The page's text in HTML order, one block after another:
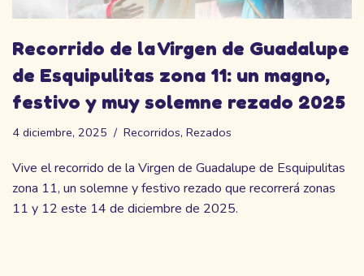
Recorrido de la Virgen de Guadalupe
de Esquipulitas zona 11: un magno,
festivo y muy solemne rezado 2025
4 diciembre, 2025 Recorridos, Rezados
Vive el recorrido de la Virgen de Guadalupe de Esquipulitas
zona 11, un solemne y festivo rezado que recorrerá zonas
11 y 12 este 14 de diciembre de 2025.